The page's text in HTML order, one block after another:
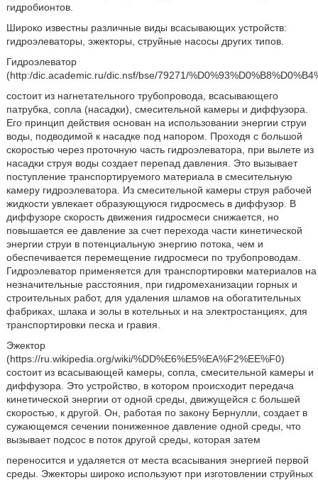
гидробионтов.
Широко известны различные виды всасывающих устройств:
гидроэлеваторы, эжекторы, струйные насосы других типов.
Гидроэлеватор
(http:/dic.academic.ru/dic.nsf/bse/79271/
состоит из нагнетательного трубопровода, всасывающего
патрубка, сопла (насадки), смесительной камеры и диффузора.
Его принцип действия основан на использовании энергии струи
воды, подводимой к насадке под напором. Проходя с большой
скоростью через проточную часть гидроэлеватора, при вылете из
насадки струя воды создает перепад давления. Это вызывает
поступление транспортируемого материала в смесительную
камеру гидроэлеватора. Из смесительной камеры струя рабочей
жидкости увлекает образующуюся гидросмесь в диффузор. В
диффузоре скорость движения гидросмеси снижается, но
повышается ее давление за счет перехода части кинетической
энергии струи в потенциальную энергию потока, чем и
обеспечивается перемещение гидросмеси по трубопроводам.
Гидроэлеватор применяется для транспортировки материалов на
незначительные расстояния, при гидромеханизации горных и
строительных работ, для удаления шламов на обогатительных
фабриках, шлака и золы в котельных и на электростанциях, для
транспортировки песка и гравия.
Эжектор
(https://ru.wikipedia.org/wiki/%DD%E6%E5%EA%F2%EE%F0)
состоит из всасывающей камеры, сопла, смесительной камеры и
диффузора. Это устройство, в котором происходит передача
кинетической энергии от одной среды, движущейся с большей
скоростью, к другой. Он, работая по закону Бернулли, создает в
сужающемся сечении пониженное давление одной среды, что
вызывает подсос в поток другой среды, которая затем
переносится и удаляется от места всасывания энергией первой
среды. Эжекторы широко используют при изготовлении струйных